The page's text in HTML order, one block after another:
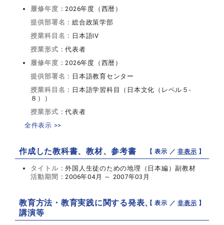
履修年度：2026年度（西暦）
提供部署名：総合政策学部
授業科目名： 日本語IV
授業形式：代表者
履修年度：2026年度（西暦）
提供部署名： 日本語教育センター
授業科目名： 日本語学習科目（日本文化（レベル５-
８））
授業形式：代表者
全件表示 >>
作成した教科書、教材、参考書 【 表示 ／非表示 】
タイトル：外国人生徒のための地理（日本編）副教材
活動期間：2006年04月 ～ 2007年03月
教育方法・教育実践に関する発表、
講演等
【 表示 ／非表示 】